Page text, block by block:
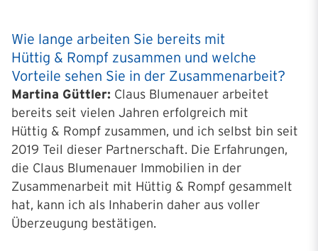
Wie lange arbeiten Sie bereits mit
Hüttig & Rompf zusammen und welche
Vorteile sehen Sie in der Zusammenarbeit?
Martina Güttler: Claus Blumenauer arbeitet
bereits seit vielen Jahren erfolgreich mit
Hüttig & Rompf zusammen, und ich selbst bin seit
2019 Teil dieser Partnerschaft. Die Erfahrungen,
die Claus Blumenauer Immobilien in der
Zusammenarbeit mit Hüttig & Rompf gesammelt
hat, kann ich als Inhaberin daher aus voller
Überzeugung bestätigen.